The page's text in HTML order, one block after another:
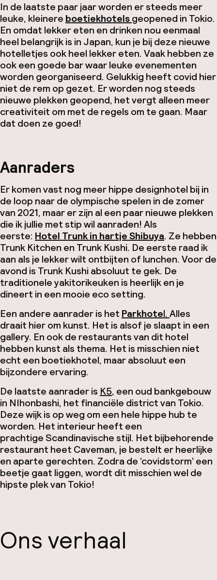
In de laatste paar jaar worden er steeds meer
leuke, kleinere boetiekhotelsgeopened in Tokio.
En omdat lekker eten en drinken nou eenmaal
heel belangrijk is in Japan, kun je bij deze nieuwe
hotelletjes ook heel lekker eten. Vaak hebben ze
ook een goede bar waar leuke evenementen
worden georganiseerd. Gelukkig heeft covid hier
niet de rem op gezet. Er worden nog steeds
nieuwe plekken geopend, het vergt alleen meer
creativiteit om met de regels om te gaan. Maar
dat doen ze goed!
Aanraders
Er komen vast nog meer hippe designhotel bij in
de loop naar de olympische spelen in de zomer
van 2021, maar er zijn al een paar nieuwe plekken
die ik jullie met stip wil aanraden! Als
eerste: Hotel Trunk in hartje Shibuya. Ze hebben
Trunk Kitchen en Trunk Kushi. De eerste raad ik
aan als je lekker wilt ontbijten of lunchen. Voor de
avond is Trunk Kushi absoluut te gek. De
traditioneleyakitorikeuken is heerlijk en je
dineert in een mooie eco setting.
Een andere aanrader is het Parkhotel. Alles
draait hier om kunst. Het is alsof je slaapt in een
gallery. En ook de restaurants van dit hotel
hebben kunst als thema. Het is misschien niet
echt een boetiekhotel, maar absoluut een
bijzondere ervaring.
De laatste aanrader is K5, een oud bankgebouw
in NIhonbashi, het financiële district van Tokio.
Deze wijk is op weg om een hele hippe hub te
worden. Het interieurheeft een
prachtige Scandinavische stijl. Het bijbehorende
restaurant heet Caveman, je bestelt er heerlijke
en aparte gerechten. Zodra de ‘covidstorm’ een
beetje gaat liggen, wordt dit misschien wel de
hipste plek van Tokio!
Ons verhaal